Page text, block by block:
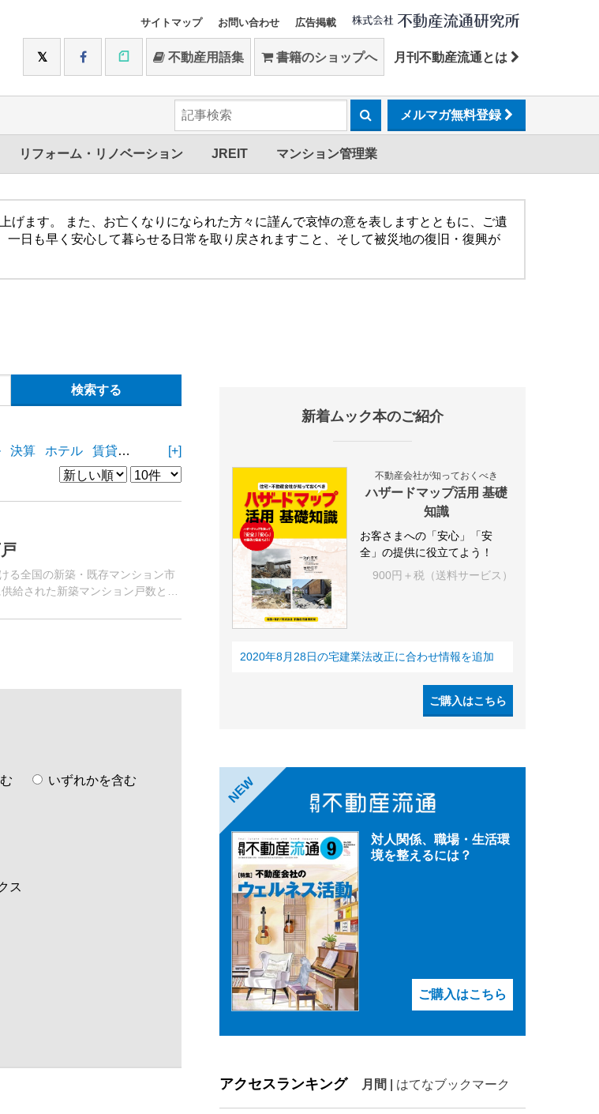
サイトマップ お問い合わせ 広告掲載
不動産用語集 書籍のショップへ 月刊不動産流通とは
メルマガ無料登録
リフォーム・リノベーション JREIT マンション管理業
ます。 また、お亡くなりになられた方々に謹んで哀悼の意を表しますとともに、ご遺
日も早く安心して暮らせる日常を取り戻されますこと、そして被災地の復旧・復興が
決算 ホテル 賃貸住宅 物流施設
[+]
る全国の新築・既存マンション市
給された新築マンション戸数と、
いずれかを含む
ス
新着ムック本のご紹介
不動産会社が知っておくべき
ハザードマップ活用 基礎
知識
お客さまへの「安心」「安
全」の提供に役立てよう！
900円＋税（送料サービス）
2020年8月28日の宅建業法改正に合わせ情報を追加
ご購入はこちら
NEW
対人関係、職場・生活環
境を整えるには？
ご購入はこちら
アクセスランキング 月間 はてなブックマーク